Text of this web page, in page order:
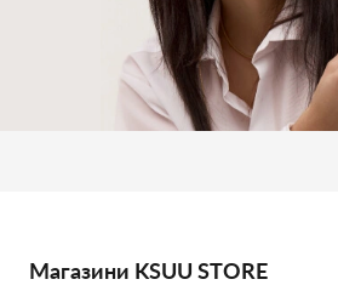
Магазини KSUU STORE